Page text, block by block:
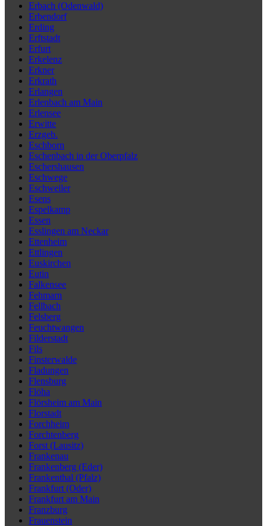
Erbach (Odenwald)
Erbendorf
Erding
Erftstadt
Erfurt
Erkelenz
Erkner
Erkrath
Erlangen
Erlenbach am Main
Erlensee
Erwitte
Erzgeb.
Eschborn
Eschenbach in der Oberpfalz
Eschershausen
Eschwege
Eschweiler
Esens
Espelkamp
Essen
Esslingen am Neckar
Ettenheim
Ettlingen
Euskirchen
Eutin
Falkensee
Fehmarn
Fellbach
Felsberg
Feuchtwangen
Filderstadt
Fils
Finsterwalde
Fladungen
Flensburg
Flöha
Flörsheim am Main
Florstadt
Forchheim
Forchtenberg
Forst (Lausitz)
Frankenau
Frankenberg (Eder)
Frankenthal (Pfalz)
Frankfurt (Oder)
Frankfurt am Main
Franzburg
Frauenstein